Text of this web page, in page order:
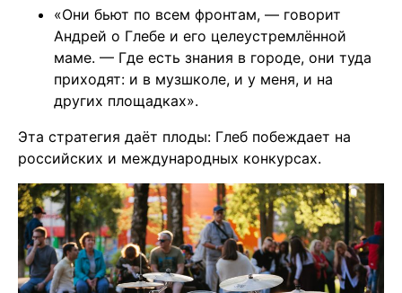
«Они бьют по всем фронтам, — говорит
Андрей о Глебе и его целеустремлённой
маме. — Где есть знания в городе, они туда
приходят: и в музшколе, и у меня, и на
других площадках».
Эта стратегия даёт плоды: Глеб побеждает на
российских и международных конкурсах.